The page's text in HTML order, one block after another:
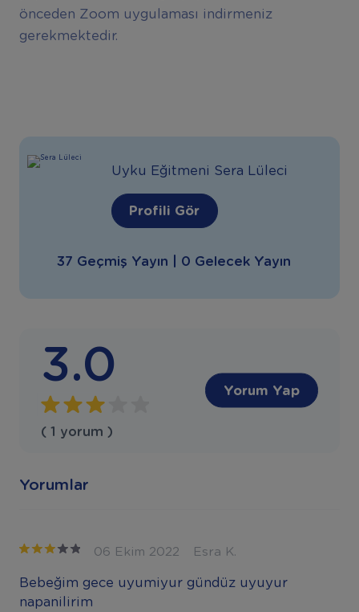
önceden Zoom uygulaması indirmeniz
gerekmektedir.
Uyku Eğitmeni Sera Lüleci
Profili Gör
37 Geçmiş Yayın | 0 Gelecek Yayın
3.0
( 1 yorum )
Yorum Yap
Yorumlar
06 Ekim 2022 Esra K.
Bebeğim gece uyumiyur gündüz uyuyur
napanilirim